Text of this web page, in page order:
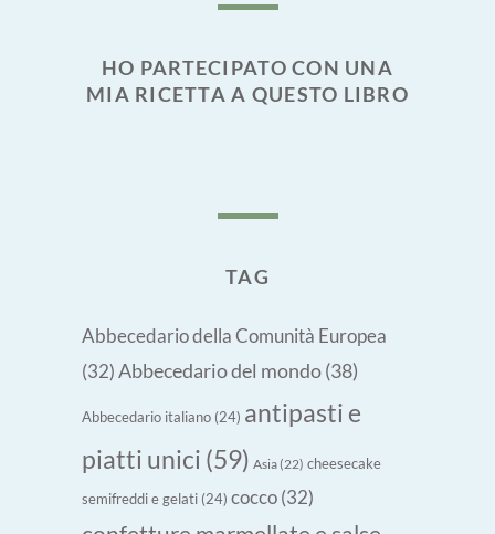
HO PARTECIPATO CON UNA
MIA RICETTA A QUESTO LIBRO
TAG
Abbecedario della Comunità Europea
(32) Abbecedario del mondo(38)
Abbecedario italiano (24) antipasti e
piatti unici (59) Asia(22) cheesecake
semifreddi e gelati (24) cocco (32)